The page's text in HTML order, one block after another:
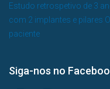
Estudo retrospetivo de 3
com 2 implantes e pilares
paciente
Siga-nos no